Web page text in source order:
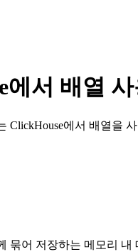
에서 배열
ClickHouse에서 배열을
묶어 저장하는 메모리 내